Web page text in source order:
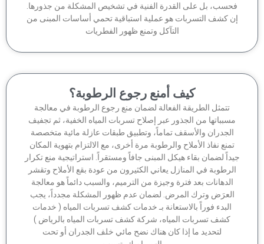
بل على القدرة الفنية في تشخيص المشكلة من جذورها.
كشف التسربات هو عملية استباقية تحمي أساسات المبنى من
التآكل وتمنع ظهور الفطريات
كيف أمنع رجوع الرطوبة؟
تتمثل الطريقة الفعالة لضمان منع رجوع الرطوبة في معالجة
من الجذور عبر إصلاح تسربات المياه الخفية، ثم تجفيف
الجدران والأسقف تماماً، وتطبيق طبقات عازلة مائية متخصصة
تمنع نفاذ الأملاح والرطوبة مرة أخرى، مع الالتزام بتهوية المكان
لضمان بقاء هيكل المبنى جافاً ومستقراً. استراتيجية منع تكرار
في المنازل يعاني الكثيرون من عودة بقع الأملاح وتقشر
الدهانات بعد فترة وجيزة من الترميم، والسبب دائماً هو معالجة
العرَض وترك المرض. لضمان عدم ظهور المشكلة مجدداً، يجب
البدء فوراً بالاستعانة بـ خدمات كشف تسربات المياه ( خدمات
كشف تسربات المياه، شركة كشف تسربات المياه بالرياض )
لتحديد ما إذا كان هناك نضح مائي خلف الجدران أو تحت